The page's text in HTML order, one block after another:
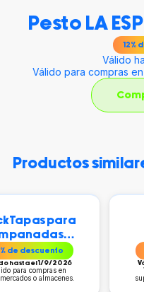
Pesto LA
12%
Válido
Válido para compras
productos
20 +
2026
en
Capresse
% de
Válido hasta el
Válido para
supermercados o